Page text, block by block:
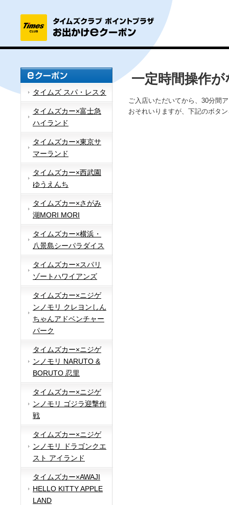
タイムズ スパ・レスタ
タイムズカー×富士急
ハイランド
タイムズカー×東京サ
マーランド
タイムズカー×西武園
ゆうえんち
タイムズカー×さがみ
湖MORI MORI
タイムズカー×横浜・
八景島シーパラダイス
タイムズカー×スパリ
ゾートハワイアンズ
タイムズカー×ニジゲ
ンノモリ クレヨンしん
ちゃんアドベンチャー
パーク
タイムズカー×ニジゲ
ンノモリ NARUTO &
BORUTO 忍里
タイムズカー×ニジゲ
ンノモリ ゴジラ迎撃作
戦
タイムズカー×ニジゲ
ンノモリ ドラゴンクエ
スト アイランド
タイムズカー×AWAJI
HELLO KITTY APPLE
LAND
一定時間操作
ご入店いただいてから、30分間
おそれいりますが、下記のボタ